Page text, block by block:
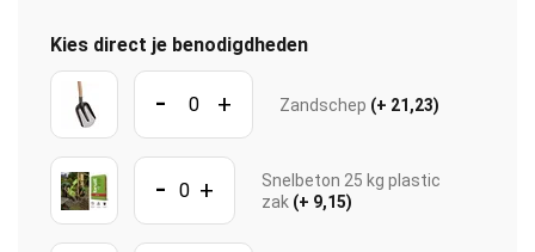
Kies direct je benodigdheden
- + Zandschep (+ 21,23)
- +
Snelbeton 25 kg plastic
zak (+ 9,15)